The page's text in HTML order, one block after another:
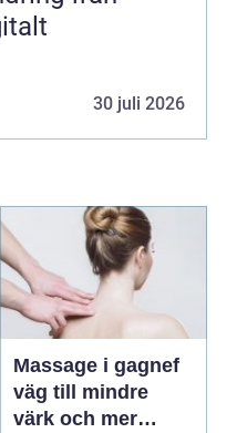
30 juli 2026
Massage i gagnef
väg till mindre
värk och mer